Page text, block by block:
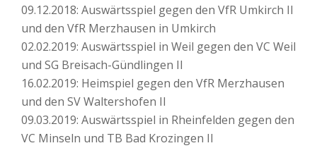
09.12.2018: Auswärtsspiel gegen den VfR Umkirch II
und den VfR Merzhausen in Umkirch
02.02.2019: Auswärtsspiel in Weil gegen den VC Weil
und SG Breisach-Gündlingen II
16.02.2019: Heimspiel gegen den VfR Merzhausen
und den SV Waltershofen II
09.03.2019: Auswärtsspiel in Rheinfelden gegen den
VC Minseln und TB Bad Krozingen II